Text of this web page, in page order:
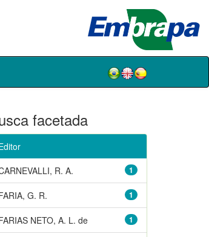
facetada
1
R. A.
1
G. R.
1
NETO, A. L. de